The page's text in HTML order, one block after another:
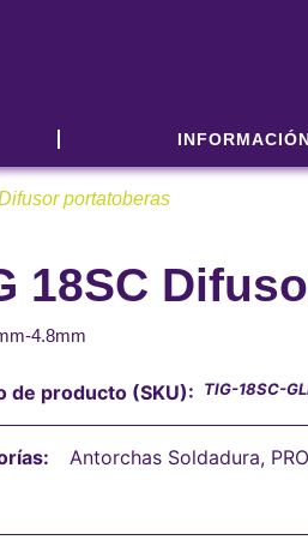
portatoberas
18SC
4.8mm
de producto (SKU): TIG-18SC-
Antorchas Soldadura,